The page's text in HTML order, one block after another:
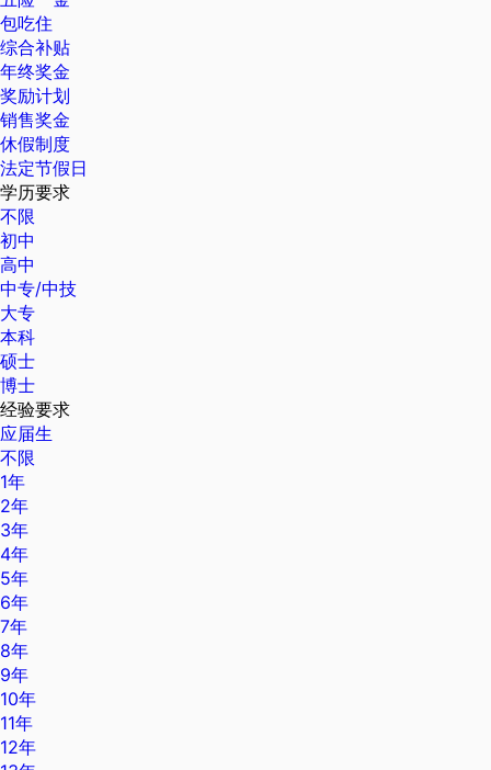
包吃住
综合补贴
年终奖金
奖励计划
销售奖金
休假制度
法定节假日
学历要求
不限
初中
高中
中专/中技
大专
本科
硕士
博士
经验要求
应届生
不限
1年
2年
3年
4年
5年
6年
7年
8年
9年
10年
11年
12年